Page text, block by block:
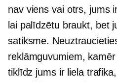
nav viens vai otrs, jums
lai palīdzētu braukt, bet
satiksme.
reklāmguvumiem,
tiklīdz jums ir liela